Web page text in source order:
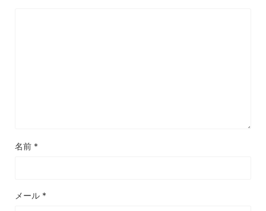
名前 *
メール *